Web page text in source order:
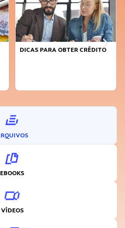
FAÇA A DIFERENÇA: SEJA
EBOOKS
VÍDEOS